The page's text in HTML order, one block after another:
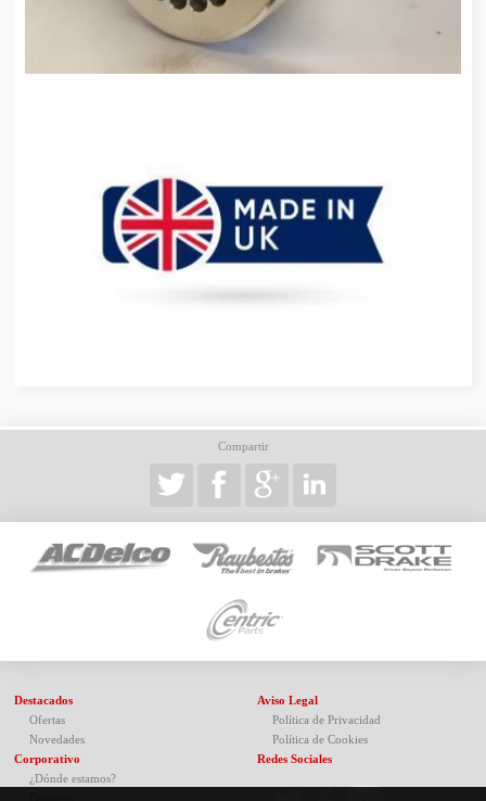
Compartir
Destacados
Ofertas
Novedades
Corporativo
¿Dónde estamos?
Aviso Legal
Política de Privacidad
Política de Cookies
Redes Sociales